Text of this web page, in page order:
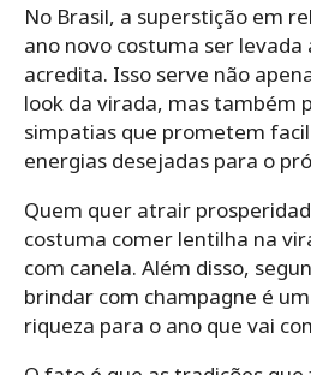
No Brasil, a superstição em
ano novo costuma ser levada
acredita. Isso serve não
look da virada, mas também
simpatias que prometem
energias desejadas para o
Quem quer atrair
costuma comer lentilha na
com canela. Além disso,
brindar com champagne é
riqueza para o ano que vai